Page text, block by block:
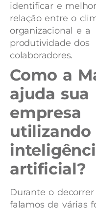
identificar e
relação entre o
organizacional e a
produtividade dos
colaboradores.
Como a
ajuda sua
empresa
utilizando
artificial?
Durante o
falamos de várias